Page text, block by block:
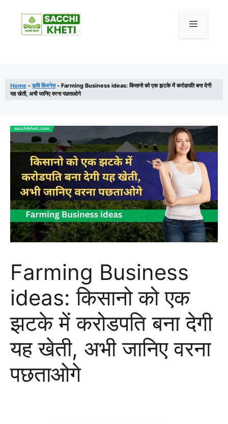
Home - कृषि बिजनेस- Farming Business ideas: किसानो को एक झटके में करोडपति बना देगी
यह खेती, अभी जानिए वरना पछताओगे
Farming Business
ideas: किसानो को एक
झटके में करोडपति बना देगी
यह खेती, अभी जानिए वरना
पछताओगे